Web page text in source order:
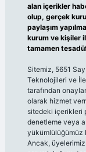
alan içerikler
olup, gerçek
paylaşım
kurum ve kişiler
tamamen
Sitemiz, 5651
Teknolojileri ve
tarafından
olarak hizmet
sitedeki içerikleri
denetleme veya
yükümlülüğümüz
Ancak, üyelerimiz